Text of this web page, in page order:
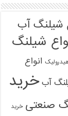
شیلنگ آب
شیلنگ
انواع
آب خرید
صنعتی خرید